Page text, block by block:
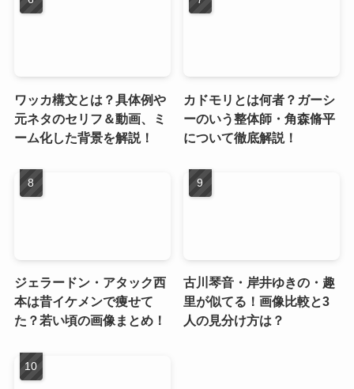
ワッカ構文とは？具体例や
元ネタのセリフ＆動画、ミ
ーム化した背景を解説！
カドモリとは何者？ガーシ
ーのいう整体師・角森脩平
について徹底解説！
ジェラードン・アタック西
本は昔イケメンで痩せて
た？若い頃の画像まとめ！
古川琴音・岸井ゆきの・趣
里が似てる！画像比較と3
人の見分け方は？